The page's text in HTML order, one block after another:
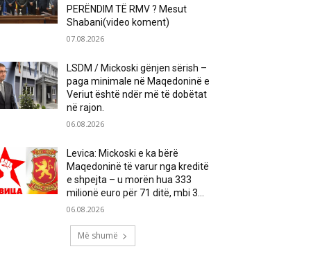
PERËNDIM TË RMV ? Mesut
Shabani(video koment)
07.08.2026
LSDM / Mickoski gënjen sërish –
paga minimale në Maqedoninë e
Veriut është ndër më të dobëtat
në rajon.
06.08.2026
Levica: Mickoski e ka bërë
Maqedoninë të varur nga kreditë
e shpejta – u morën hua 333
milionë euro për 71 ditë, mbi 3...
06.08.2026
Më shumë